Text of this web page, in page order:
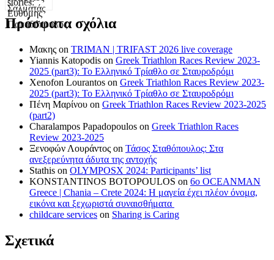
Πρόσφατα σχόλια
Μακης on TRIMAN | TRIFAST 2026 live coverage
Yiannis Katopodis on Greek Triathlon Races Review 2023-
2025 (part3): Το Ελληνικό Τρίαθλο σε Σταυροδρόμι
Xenofon Lourantos on Greek Triathlon Races Review 2023-
2025 (part3): Το Ελληνικό Τρίαθλο σε Σταυροδρόμι
Πένη Μαρίνου on Greek Triathlon Races Review 2023-2025
(part2)
Charalampos Papadopoulos on Greek Triathlon Races
Review 2023-2025
Ξενοφών Λουράντος on Τάσος Σταθόπουλος: Στα
ανεξερεύνητα άδυτα της αντοχής
Stathis on OLYMPOSX 2024: Participants’ list
KONSTANTINOS BOTOPOULOS on 6ο OCEANMAN
Greece | Chania – Crete 2024: Η μαγεία έχει πλέον όνομα,
εικόνα και ξεχωριστά συναισθήματα
childcare services on Sharing is Caring
Σχετικά